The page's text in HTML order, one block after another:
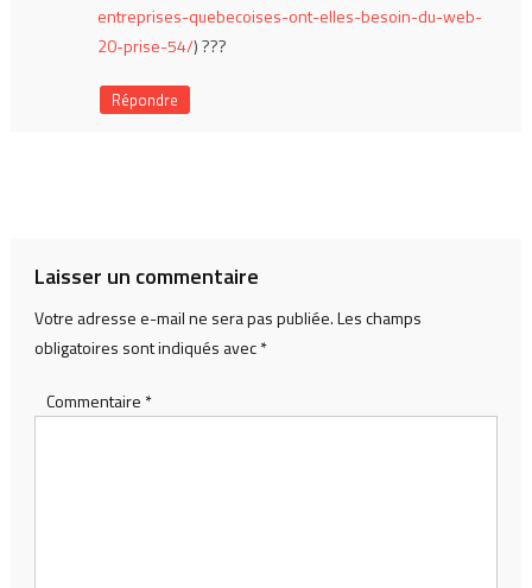
entreprises-quebecoises-ont-elles-besoin-du-web-
20-prise-54/) ???
Répondre
Laisser un commentaire
Votre adresse e-mail ne sera pas publiée.Les champs
obligatoires sont indiqués avec*
Commentaire *